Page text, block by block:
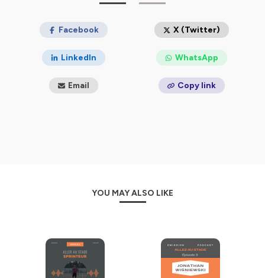
Facebook X (Twitter)
LinkedIn WhatsApp
Email Copy link
YOU MAY ALSO LIKE